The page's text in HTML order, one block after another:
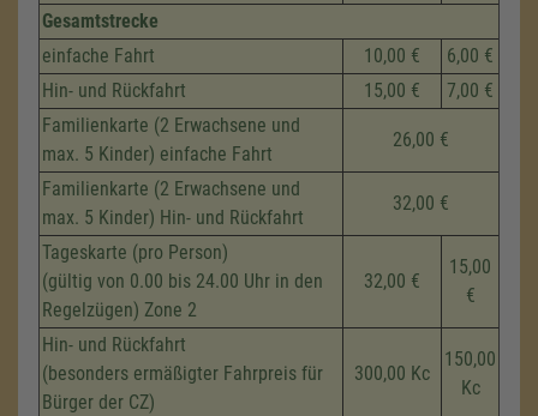
Gesamtstrecke
einfache Fahrt
10,00 €
6,00 €
Hin- und Rückfahrt
15,00 €
7,00 €
Familienkarte (2 Erwachsene und
max. 5 Kinder) einfache Fahrt
26,00 €
Familienkarte (2 Erwachsene und
max. 5 Kinder) Hin- und Rückfahrt
32,00 €
Tageskarte (pro Person)
(gültig von 0.00 bis 24.00 Uhr in den
Regelzügen) Zone 2
32,00 €
15,00
€
Hin- und Rückfahrt
(besonders ermäßigter Fahrpreis für
Bürger der CZ)
300,00 Kc
150,00
Kc